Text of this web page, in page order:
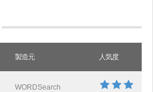
製造元 人気度
WORDSearch